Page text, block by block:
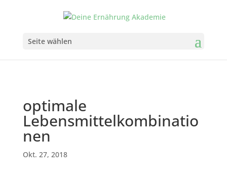
Seite wählen
optimale
Lebensmittelkombinatio
nen
Okt. 27, 2018